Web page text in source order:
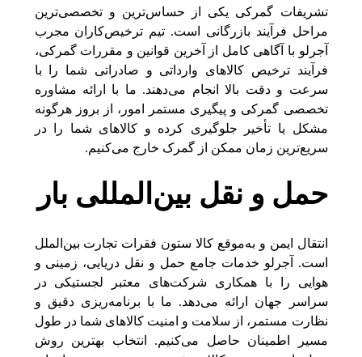
تشریفات گمرکی یکی از حساس‌ترین و تخصصی‌ترین
مراحل فرآیند بازرگانی است. تیم ترخیص‌کاران مجرب
آجرلو با آگاهی کامل از آخرین قوانین و مقررات گمرکی،
فرآیند ترخیص کالاهای وارداتی و صادراتی شما را با
سرعت و دقت بالا انجام می‌دهند. ما با ارائه مشاوره
تخصصی گمرکی و پیگیری مستمر امور، از بروز هرگونه
مشکل یا تأخیر جلوگیری کرده و کالاهای شما را در
سریع‌ترین زمان ممکن از گمرک خارج می‌کنیم.
حمل و نقل بین‌المللی بار
انتقال ایمن و به‌موقع کالا ستون فقرات تجارت بین‌الملل
است. آجرلو خدمات جامع حمل و نقل دریایی، زمینی و
هوایی را با همکاری شرکت‌های معتبر لجستیکی در
سراسر جهان ارائه می‌دهد. ما با برنامه‌ریزی دقیق و
نظارت مستمر، از سلامت و امنیت کالاهای شما در طول
مسیر اطمینان حاصل می‌کنیم. انتخاب بهترین روش